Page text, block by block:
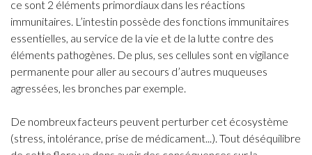
ce sont 2 éléments primordiaux dans les réactions
immunitaires. L’intestin possède des fonctions immunitaires
essentielles, au service de la vie et de la lutte contre des
éléments pathogènes. De plus, ses cellules sont en vigilance
permanente pour aller au secours d’autres muqueuses
agressées, les bronches par exemple.
De nombreux facteurs peuvent perturber cet écosystème
(stress, intolérance, prise de médicament...). Tout déséquilibre